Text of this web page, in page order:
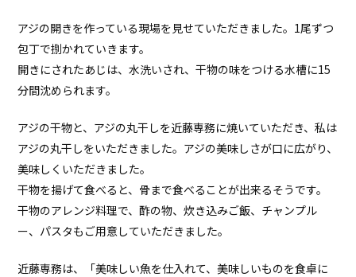
アジの開きを作っている現場を見せていただきました。1尾ずつ
包丁で捌かれていきます。
開きにされたあじは、水洗いされ、干物の味をつける水槽に15
分間沈められます。
アジの干物と、アジの丸干しを近藤専務に焼いていただき、私は
アジの丸干しをいただきました。アジの美味しさが口に広がり、
美味しくいただきました。
干物を揚げて食べると、骨まで食べることが出来るそうです。
干物のアレンジ料理で、酢の物、炊き込みご飯、チャンプル
ー、パスタもご用意していただきました。
近藤専務は、「美味しい魚を仕入れて、美味しいものを食卓に